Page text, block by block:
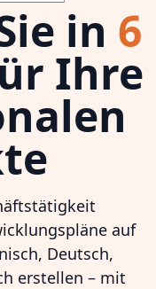
in 6
Ihre
auf
Deutsch,
erstellen – mit